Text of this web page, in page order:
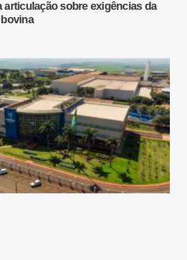
articulação sobre exigências da